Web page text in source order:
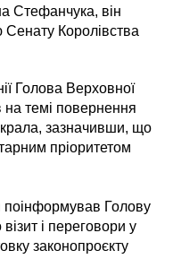
Стефанчука, він
Сенату Королівства
Голова Верховної
на темі повернення
зазначивши, що
пріоритетом
поінформував Голову
і переговори у
законопроєкту